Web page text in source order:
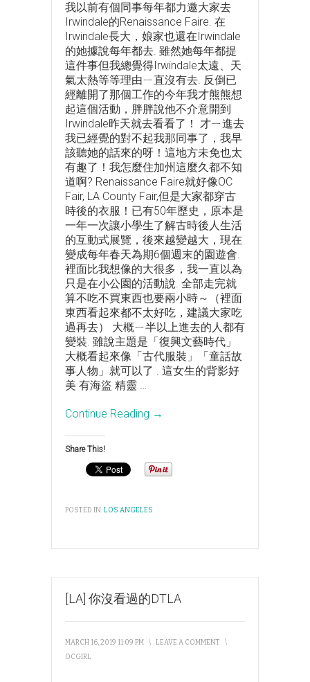
我以前有個同事每年都力邀大家去
Irwindale的Renaissance Faire. 在
Irwindale長大，娘家也還在Irwindale
的她據說每年都去. 雖然她每年都提
這件事但我總覺得Irwindale太遠、天
氣太熱等等理由ㄧ直沒有去. 反倒已
經離開了那個工作的今年我才熊熊想
起這個活動，胖胖說他不介意開到
Irwindale昨天就去看看了！ 才ㄧ進去
我已經覺的對不起我那同事了，我早
該聽她的話來的呀！這地方未免也太
有趣了！我怎麼住加州這麼久都不知
道啊? Renaissance Faire就好像OC
Fair, LA County Fair,但是大家都穿古
時後的衣服！已有50年歷史，原本是
一年一次讓小學生了解古時後人生活
的互動式展覽，後來越變越大，現在
變成每年春天為期6個週末的園遊會.
裡面比我想像的大很多，我一直以為
只是在小公園的活動說. 全部走完就
算不吃不買東西也要兩小時～（裡面
東西看起來都不太好吃，建議大家吃
過再去） 大概ㄧ半以上進去的人都有
變裝. 雖說主題是「復興文藝時代」
大概看起來像「古代服裝」「童話故
事人物」就可以了 . 這女生的背影好
美 有海盜 精靈 …
Continue Reading →
Share This!
POSTED IN:LOS ANGELES
[LA] 你沒看過的DTLA
MARCH 16, 2019 11:09 PM \ LEAVE A COMMENT
\
OCGIRL